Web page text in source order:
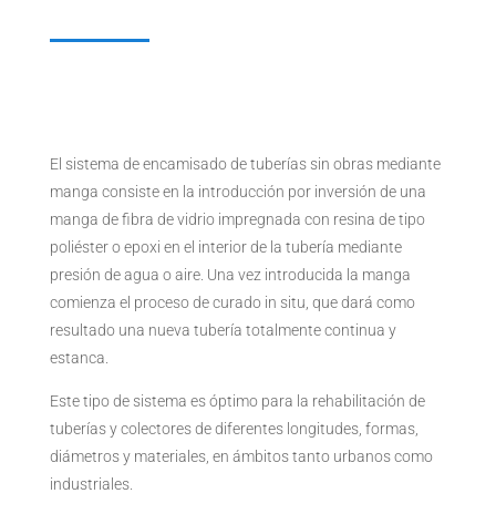
El sistema de encamisado de tuberías sin obras mediante
manga consiste en la introducción por inversión de una
manga de fibra de vidrio impregnada con resina de tipo
poliéster o epoxi en el interior de la tubería mediante
presión de agua o aire. Una vez introducida la manga
comienza el proceso de curado in situ, que dará como
resultado una nueva tubería totalmente continua y
estanca.
Este tipo de sistema es óptimo para la rehabilitación de
tuberías y colectores de diferentes longitudes, formas,
diámetros y materiales, en ámbitos tanto urbanos como
industriales.